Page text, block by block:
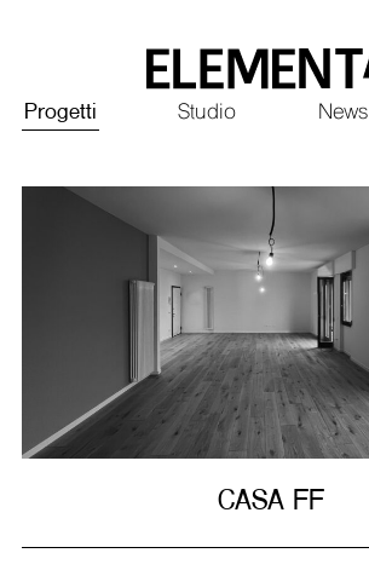
principal
Principale
Progetti Studio News
CASA FF